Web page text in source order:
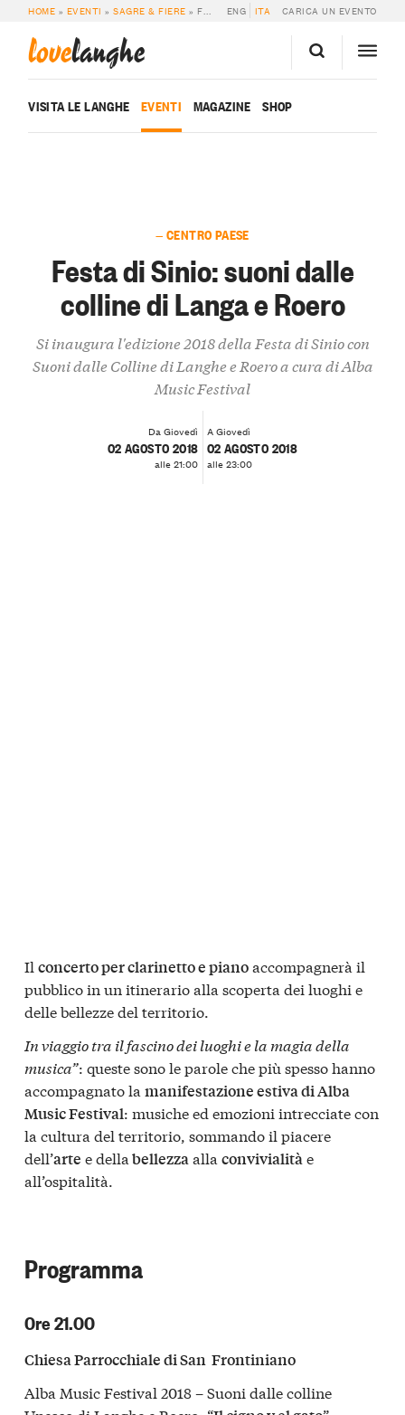
HOME » EVENTI »SAGRE & FIERE » FESTA DI SINIO: SUONI DALLE COLLINE DI LANGA E ROERO ENG ITA CARICA UN EVENTO
lovelanghe
VISITA LE LANGHE EVENTI MAGAZINE SHOP
— CENTRO PAESE
Festa di Sinio: suoni dalle
colline di Langa e Roero
Si inaugura l'edizione 2018 della Festa di Sinio con
Suoni dalle Colline di Langhe e Roero a cura di Alba
Music Festival
Da Giovedì
02 AGOSTO 2018
alle 21:00
A Giovedì
02 AGOSTO 2018
alle 23:00
Il concerto per clarinetto e pianoaccompagnerà il
pubblico in un itinerario alla scoperta dei luoghi e
delle bellezze del territorio.
In viaggio tra il fascino dei luoghi e la magia della
musica”: queste sono le parole che più spesso hanno
accompagnato la manifestazione estiva di Alba
Music Festival: musiche ed emozioni intrecciate con
la cultura del territorio, sommando il piacere
dell’arte e della bellezzaalla convivialitàe
all’ospitalità.
Programma
Ore 21.00
Chiesa Parrocchiale di San Frontiniano
Alba Music Festival 2018 – Suoni dalle colline